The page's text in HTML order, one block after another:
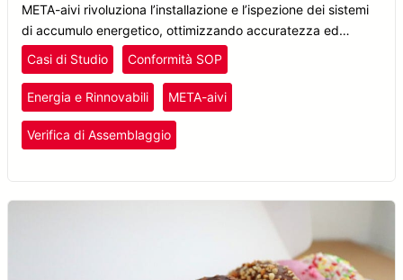
META-aivi rivoluziona l’installazione e l’ispezione dei sistemi
di accumulo energetico, ottimizzando accuratezza ed
efficienza grazie alla validazione delle SOP in tempo reale
tramite tecnologia AR + AI.
Casi di Studio Conformità SOP
Energia e Rinnovabili META-aivi
Verifica di Assemblaggio